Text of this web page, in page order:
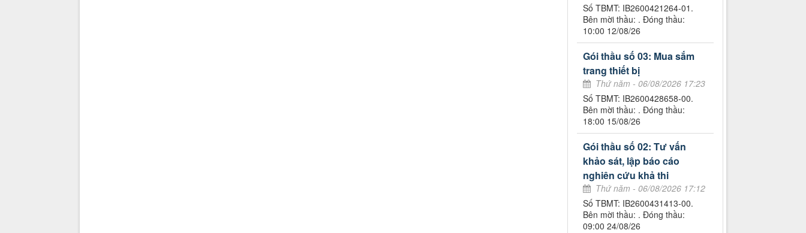
Số TBMT: IB2600421264-01.
Bên mời thầu: . Đóng thầu:
10:00 12/08/26
Gói thầu số 03: Mua sắm
trang thiết bị
Thứ năm - 06/08/2026 17:23
Số TBMT: IB2600428658-00.
Bên mời thầu: . Đóng thầu:
18:00 15/08/26
Gói thầu số 02: Tư vấn
khảo sát, lập báo cáo
nghiên cứu khả thi
Thứ năm - 06/08/2026 17:12
Số TBMT: IB2600431413-00.
Bên mời thầu: . Đóng thầu:
09:00 24/08/26